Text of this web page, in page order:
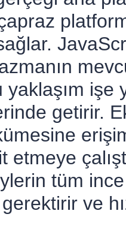
işe
getirir.
tüm ince
ve